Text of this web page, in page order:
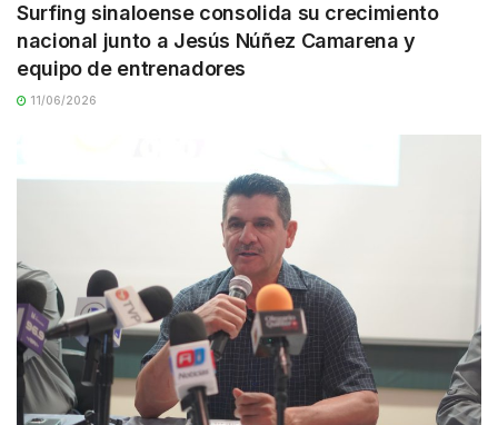
Surfing sinaloense consolida su crecimiento
nacional junto a Jesús Núñez Camarena y
equipo de entrenadores
11/06/2026